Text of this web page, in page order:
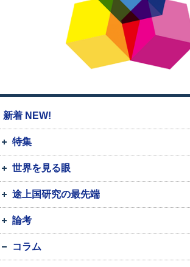
新着 NEW!
特集
世界を見る眼
途上国研究の最先端
論考
コラム